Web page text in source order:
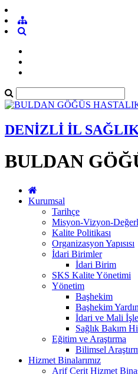
DENİZLİ İL
BULDAN
Kurumsal
Tarihçe
Misyon-Vizyon-
Kalite Politikası
Organizasyon Yapısısı
İdari Birimler
İdari Birim
SKS Kalite Yönetimi
Yönetim
Başhekim
Başhekim
İdari ve Mali
Sağlık Bakım
Eğitim ve Araştırma
Bilimsel
Hizmet Binalarımız
Arif Cerit Hizmet